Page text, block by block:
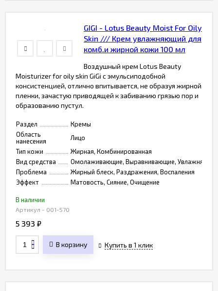
GIGI - Lotus Beauty Moist For Oily
Skin /// Крем увлажняющий для
комб.и жирной кожи 100 мл
Воздушный крем Lotus Beauty
Moisturizer for oily skin GiGi с эмульсиподобной
консистенцией, отлично впитывается, не образуя жирной
пленки, зачастую приводящей к забиванию грязью пор и
образованию пустул.
Раздел
Кремы
Область
нанесения
Лицо
Тип кожи
Жирная, Комбинированная
Вид средства
Омолаживающие, Выравнивающие,
Проблема
Жирный блеск, Раздражения, Воспаления
Эффект
Матовость, Сияние, Очищение
В наличии
Артикул - 001-570
5 393 ₽
В корзину Купить в 1 клик